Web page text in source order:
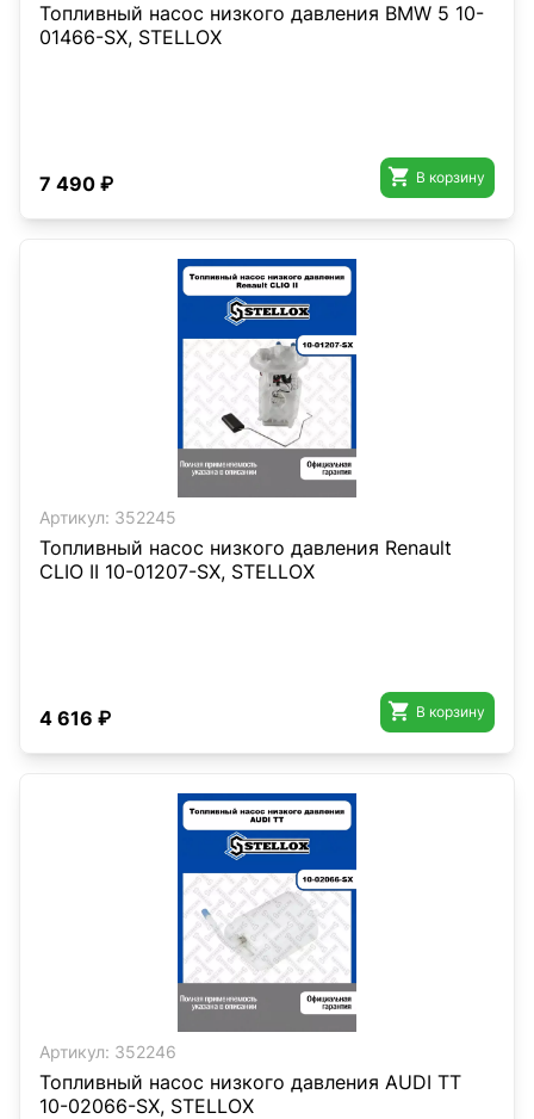
Топливный насос низкого давления BMW 5 10-
01466-SX, STELLOX
7 490 ₽  В корзину
Артикул: 352245
Топливный насос низкого давления Renault
CLIO II 10-01207-SX, STELLOX
4 616 ₽  В корзину
Артикул: 352246
Топливный насос низкого давления AUDI TT
10-02066-SX, STELLOX